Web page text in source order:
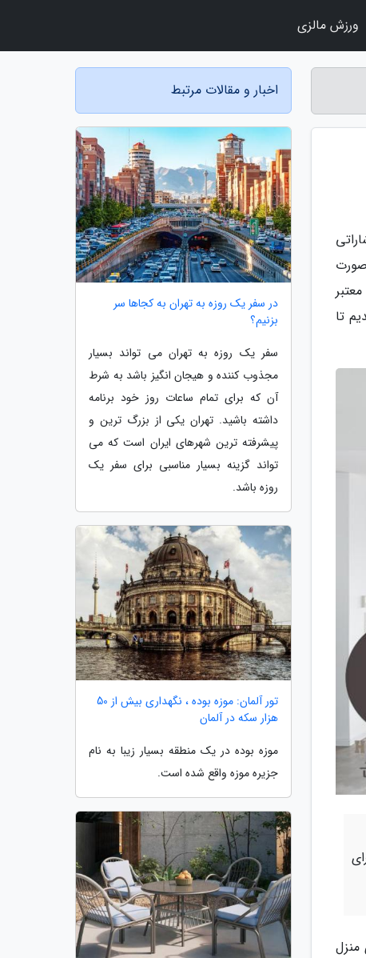
ساختمان و بازسازی منزلی در شهر پراگ در کشور جمهوری چک میباشد که در سال 2015 صورت
معتبر
تا
منزل
اخبار و مقالات مرتبط
در سفر یک روزه به تهران به کجاها سر
بزنیم؟
سفر یک روزه به تهران می تواند بسیار
مجذوب کننده و هیجان انگیز باشد به شرط
آن که برای تمام ساعات روز خود برنامه
داشته باشید. تهران یکی از بزرگ ترین و
پیشرفته ترین شهرهای ایران است که می
تواند گزینه بسیار مناسبی برای سفر یک
روزه باشد.
تور آلمان: موزه بوده ، نگهداری بیش از 50
هزار سکه در آلمان
موزه بوده در یک منطقه بسیار زیبا به نام
جزیره موزه واقع شده است.
ورزش مالزی